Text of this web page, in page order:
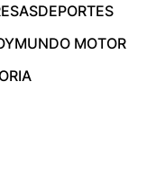
DEPORTES
MUNDO MOTOR